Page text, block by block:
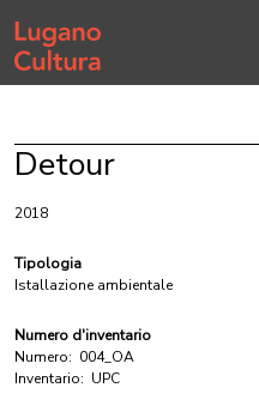
Home page
Detour
2018
Tipologia
Istallazione ambientale
Numero d'inventario
Numero: 004_OA
Inventario: UPC